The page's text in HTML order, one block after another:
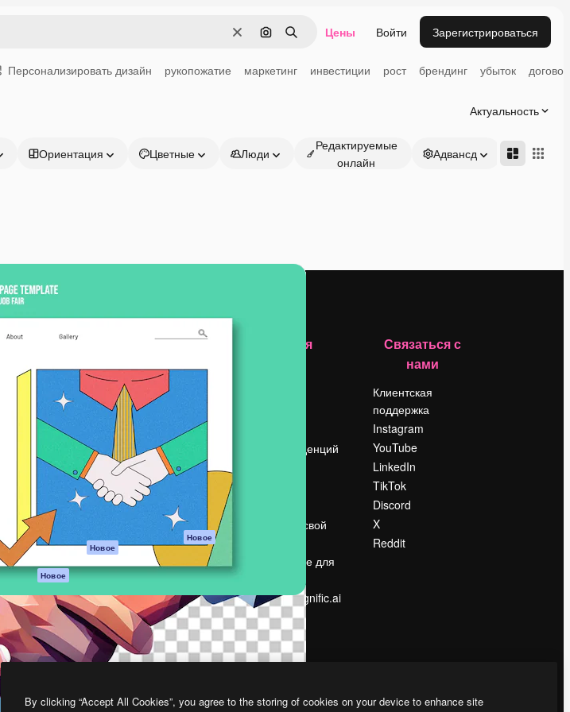
ОчиститьПоиск по изображению
Поиск Цены Войти Зарегистрироваться
Персонализировать дизайн рукопожатие маркетинг инвестиции рост брендинг убыток договор
Актуальность
Ориентация Цветные Люди
Редактируемые
онлайн
Адвансд
Продукция
Spaces
ИИ-помощник
изображений ИИ
Генератор видео
Генератор голоса
на основе ИИ
Стоковый контент
MCP для
Claude/ChatGPT
Новое
Агенты Новое
API
Мобильное
приложение
Все инструменты
Magnific
Начать
Academy
Документация по
Пакету ИИ
Служба
поддержки
Условия и
положения
Политика
конфиденциальности
Новое
Политика файлов
cookie
Центр доверия
Партнеры
Предприятие
Компания
Поиск тенденций
Продайте свой
Помещение для
Ищете magnific.ai
Связаться с
нами
Клиентская
поддержка
Instagram
YouTube
LinkedIn
TikTok
Discord
X
Reddit
By clicking “Accept All Cookies”, you agree to the storing of cookies on your device to enhance site